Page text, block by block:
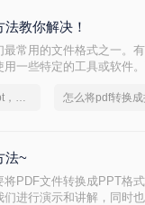
教你解决！
常用的文件格式之一。
一些特定的工具或软件
怎么将pdf转换成换为ppt，终于找到解决方法了
法~
PDF文件转换成PPT格
进行演示和讲解，同时